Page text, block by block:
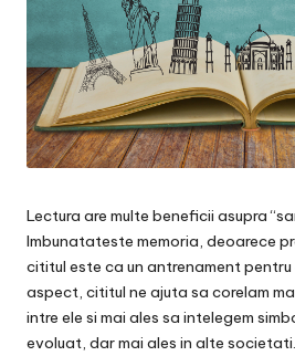
Lectura are multe beneficii asupra
Imbunatateste memoria, deoarece
cititul este ca un antrenament
aspect, cititul ne ajuta sa corelam
intre ele si mai ales sa intelegem
evoluat, dar mai ales in alte